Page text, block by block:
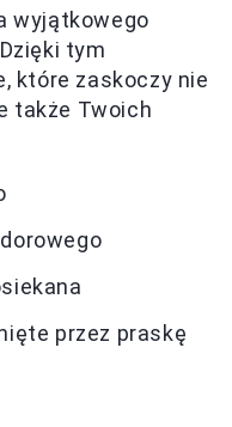
wyjątkowego
tym
które zaskoczy nie
także Twoich
przez praskę